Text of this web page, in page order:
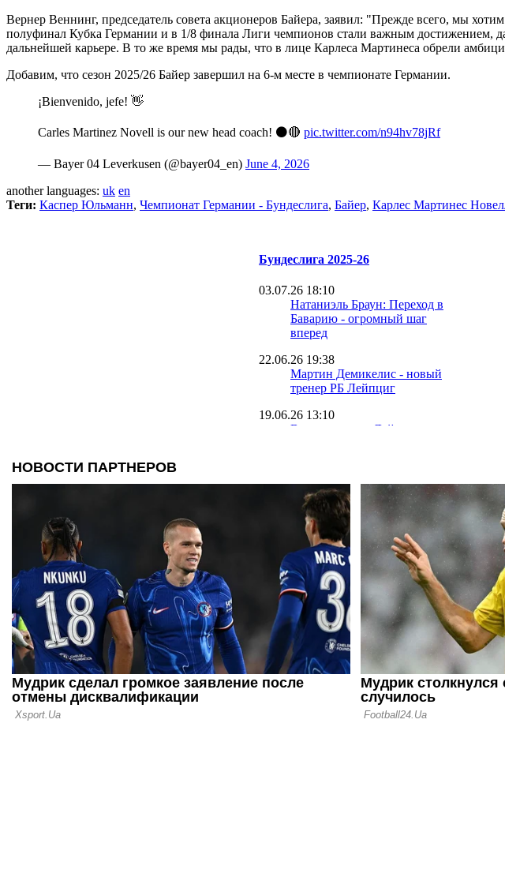
Вернер Веннинг, председатель совета акционеров Байера, заявил: "Прежде всего, мы
полуфинал Кубка Германии и в 1/8 финала Лиги чемпионов стали важным достижением,
дальнейшей карьере. В то же время мы рады, что в лице Карлеса Мартинеса обрели
Добавим, что сезон 2025/26 Байер завершил на 6-м месте в чемпионате Германии.
¡Bienvenido, jefe! 👋
Carles Martinez Novell is our new head coach! ⚫🔴 pic.twitter.com/n94hv78jRf
— Bayer 04 Leverkusen (@bayer04_en) June 4, 2026
another languages: uk en
Теги: Каспер Юльманн, Чемпионат Германии - Бундеслига, Байер, Карлес Мартинес
Бундеслига 2025-26
03.07.26 18:10
Натаниэль Браун: Переход в
Баварию - огромный шаг
вперед
22.06.26 19:38
Мартин Демикелис - новый
тренер РБ Лейпциг
19.06.26 13:10
Вернер вернул Лейпциг в
18.06.26 14:25
Легенда Боруссии
претендует на должность
директора Милана
07.06.26 12:13
Леннарт Карл может
пропустить не только ЧМ,
но и старт Бундеслиги